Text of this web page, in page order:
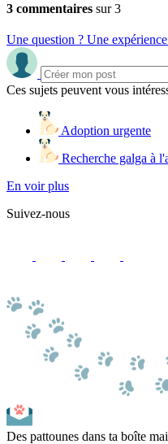
3 commentaires sur 3
Une question ? Une
Ces sujets peuvent vous
Adoption urgente
Recherche galga à
En voir plus
Suivez-nous
Des pattounes dans ta boîte